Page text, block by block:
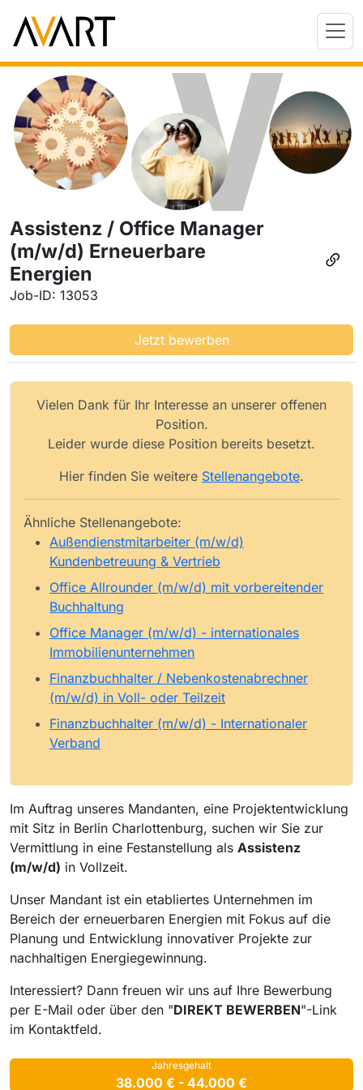
Assistenz / Office Manager
(m/w/d) Erneuerbare
Energien
Job-ID: 13053
Jetzt bewerben
Vielen Dank für Ihr Interesse an unserer offenen
Position.
Leider wurde diese Position bereits besetzt.
Hier finden Sie weitere Stellenangebote.
Ähnliche Stellenangebote:
Außendienstmitarbeiter (m/w/d)
Kundenbetreuung & Vertrieb
Office Allrounder (m/w/d) mit vorbereitender
Buchhaltung
Office Manager (m/w/d) - internationales
Immobilienunternehmen
Finanzbuchhalter / Nebenkostenabrechner
(m/w/d) in Voll- oder Teilzeit
Finanzbuchhalter (m/w/d) - Internationaler
Verband
Im Auftrag unseres Mandanten, eine Projektentwicklung
mit Sitz in Berlin Charlottenburg, suchen wir Sie zur
Vermittlung in eine Festanstellung als Assistenz
(m/w/d) in Vollzeit.
Unser Mandant ist ein etabliertes Unternehmen im
Bereich der erneuerbaren Energien mit Fokus auf die
Planung und Entwicklung innovativer Projekte zur
nachhaltigen Energiegewinnung.
Interessiert? Dann freuen wir uns auf Ihre Bewerbung
per E-Mail oder über den "DIREKT BEWERBEN"-Link
im Kontaktfeld.
Jahresgehalt
38.000 € - 44.000 €